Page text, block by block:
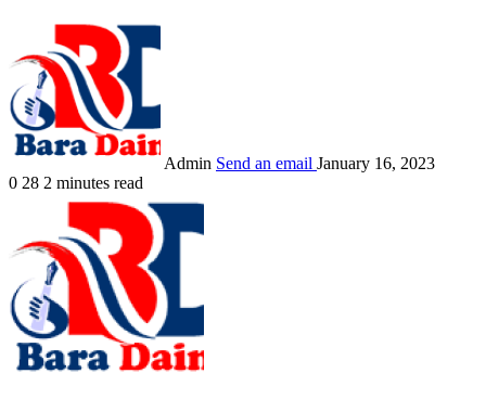
Admin Send an email January 16, 2023
0 28 2 minutes read